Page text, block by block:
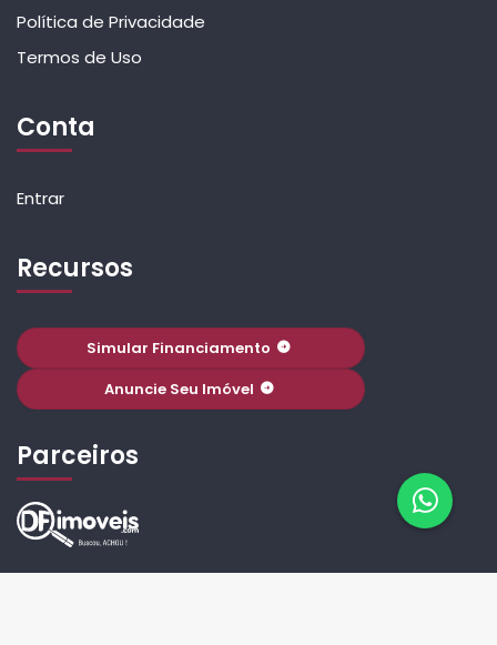
Política de Privacidade
Termos de Uso
Conta
Entrar
Recursos
Simular Financiamento
Anuncie Seu Imóvel
Parceiros